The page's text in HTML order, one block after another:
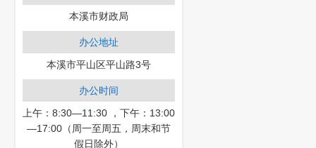
本溪市财政局
办公地址
本溪市平山区平山路3号
办公时间
上午：8:30—11:30 ，下午：13:00
—17:00（周一至周五，周末和节
假日除外）